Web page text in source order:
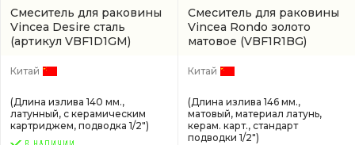
Смеситель для раковины
Vincea Desire сталь
(артикул VBF1D1GM)
Китай
(Длина излива 140 мм.,
латунный, с керамическим
картриджем, подводка 1/2")
Смеситель для раковины
Vincea Rondo золото
матовое (VBF1R1BG)
Китай
(Длина излива 146 мм.,
матовый, материал латунь,
керам. карт., стандарт
подводки 1/2")